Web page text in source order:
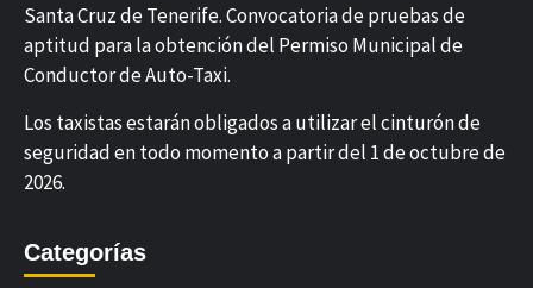
Santa Cruz de Tenerife. Convocatoria de pruebas de
aptitud para la obtención del Permiso Municipal de
Conductor de Auto-Taxi.
Los taxistas estarán obligados a utilizar el cinturón de
seguridad en todo momento a partir del 1 de octubre de
2026.
Categorías